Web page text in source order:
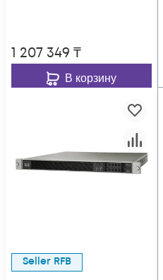
1 207 349 ₸
В корзину
Seller RFB